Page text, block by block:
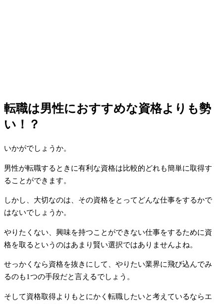
転職は男性におすすめな資格よりも勢
い！？
いかがでしょうか。
男性が転職するときに有利な資格は比較的どれも簡単に取得す
ることができます。
しかし、大切なのは、その資格をとってどんな仕事をするかで
はないでしょうか。
やりたくない、興味を持つことができない仕事をするために資
格を取るというのはあまり賢い選択ではありませんよね。
せっかくなら資格を抜きにして、やりたい業界に飛び込んでみ
るのも1つの手段だと言えるでしょう。
そして資格取得よりもとにかく転職したいと考えているならエ